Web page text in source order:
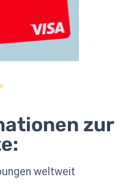
zur
weltweit